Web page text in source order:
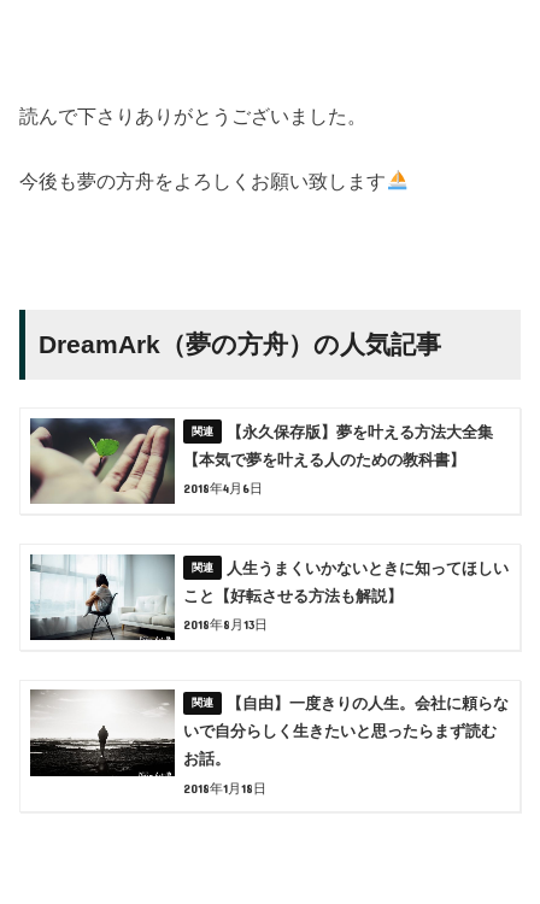
読んで下さりありがとうございました。
今後も夢の方舟をよろしくお願い致します
DreamArk（夢の方舟）の人気記事
【永久保存版】夢を叶える方法大全集
【本気で夢を叶える人のための教科書】
2018年4月6日
人生うまくいかないときに知ってほしい
こと【好転させる方法も解説】
2018年8月13日
【自由】一度きりの人生。会社に頼らな
いで自分らしく生きたいと思ったらまず読む
お話。
2018年1月18日